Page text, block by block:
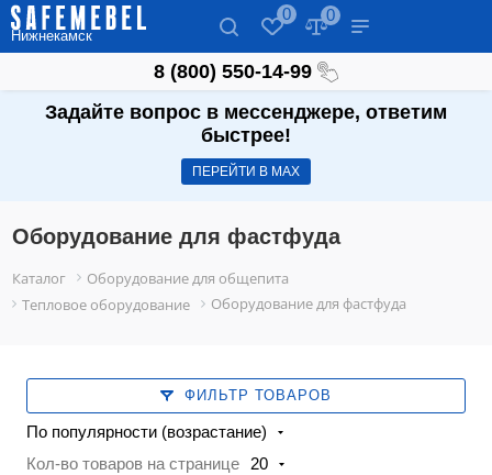
Нижнекамск
0 0
8 (800) 550-14-99
Задайте вопрос в мессенджере, ответим
быстрее!
ПЕРЕЙТИ В МАХ
Оборудование для фастфуда
Каталог
Оборудование для общепита
Тепловое оборудование
Оборудование для фастфуда
ФИЛЬТР ТОВАРОВ
По популярности (возрастание)
Кол-во товаров на странице
20